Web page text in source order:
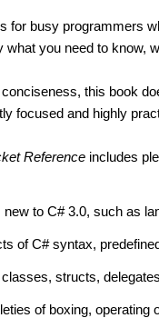
for busy programmers
what you need to know,
this book
focused and highly
Reference includes
new to C# 3.0, such as
of C# syntax,
structs,
of boxing, operating